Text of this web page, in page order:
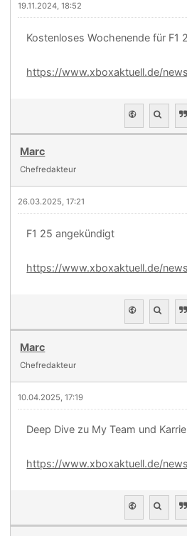
19.11.2024, 18:52
Kostenloses Wochenende für F1
https://www.xboxaktuell.de/
Marc
Chefredakteur
26.03.2025, 17:21
F1 25 angekündigt
https://www.xboxaktuell.de/
Marc
Chefredakteur
10.04.2025, 17:19
Deep Dive zu My Team und
https://www.xboxaktuell.de/